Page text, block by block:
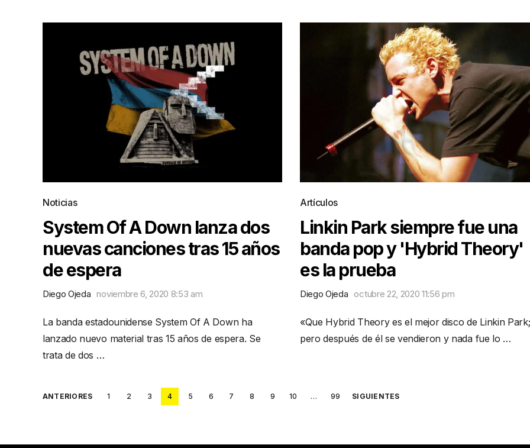
Noticias
System Of A Down lanza dos
nuevas canciones tras 15 años
de espera
Diego Ojeda noviembre 6, 2020 8:53 am
La banda estadounidense System Of A Down ha
lanzado nuevo material tras 15 años de espera. Se
trata de dos …
Artículos
Linkin Park siempre fue una
banda pop y 'Hybrid Theory'
es la prueba
Diego Ojeda octubre 22, 2020 11:56 pm
«Que Hybrid Theory es el mejor disco de Linkin Park;
pero después de él se vendieron y nada fue lo …
Posts
ANTERIORES 1 2 3 4 5 6 7 8 9 10 … 99 SIGUIENTES